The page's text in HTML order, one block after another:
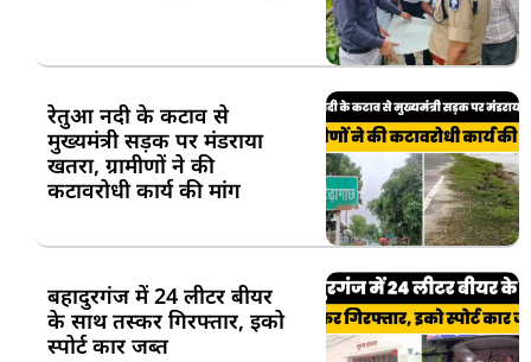
रेतुआ नदी के कटाव से
मुख्यमंत्री सड़क पर मंडराया
खतरा, ग्रामीणों ने की
कटावरोधी कार्य की मांग
बहादुरगंज में 24 लीटर बीयर
के साथ तस्कर गिरफ्तार, इको
स्पोर्ट कार जब्त